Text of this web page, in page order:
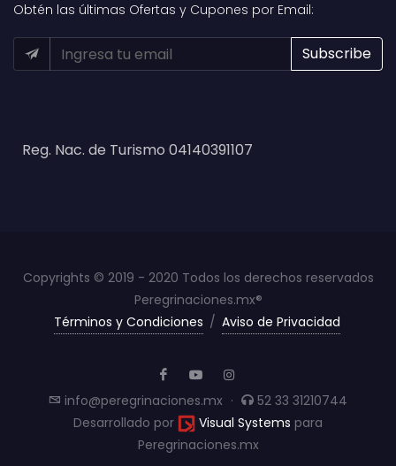
Obtén las últimas Ofertas y Cupones por Email:
Reg. Nac. de Turismo 04140391107
Copyrights © 2019 - 2020 Todos los derechos reservados
Peregrinaciones.mx®
Términos y Condiciones / Aviso de Privacidad
info@peregrinaciones.mx ·
52 33 31210744
Desarrollado por
Visual Systems para
Peregrinaciones.mx